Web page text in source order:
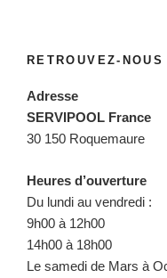
RETROUVEZ-NOUS
Adresse
SERVIPOOL France
30 150 Roquemaure
Heures d’ouverture
Du lundi au vendredi :
9h00 à 12h00
14h00 à 18h00
Le samedi de Mars à